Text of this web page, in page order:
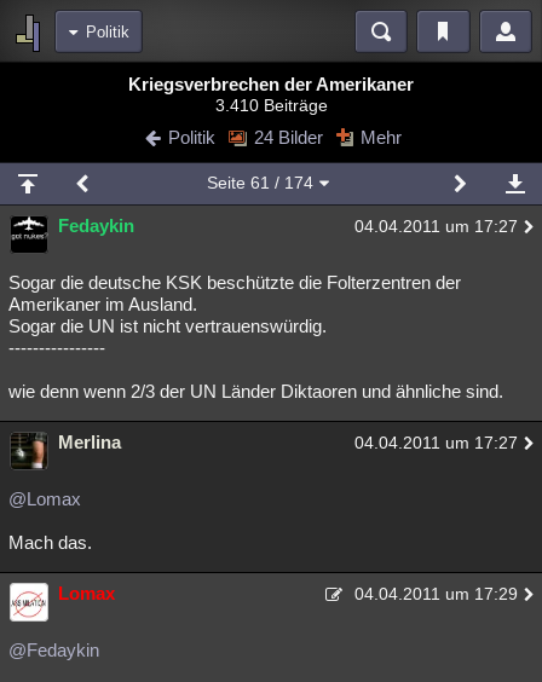
Politik
Blogs Videos
Chat Wiki Neuigkeiten
meine Rubriken
Menschen Wissenschaft Mystery Kriminalfälle
Spiritualität Verschwörungen Technologie Ufologie
Natur Umfragen Unterhaltung
Philosophie Träume Orte Esoterik Literatur
Astronomie Gaming Filme
Musik
Besucht Teilgenommen Alle Neue Geschlossen
Lesenswert
Kriegsverbrechen der Amerikaner
3.410 Beiträge
Politik 24 Bilder Mehr
Seite 61 / 174
Fedaykin 04.04.2011 um 17:27
Sogar die deutsche KSK beschützte die Folterzentren der
Amerikaner im Ausland.
Sogar die UN ist nicht vertrauenswürdig.
----------------
wie denn wenn 2/3 der UN Länder Diktaoren und ähnliche sind.
Merlina 04.04.2011 um 17:27
@Lomax
Mach das.
Lomax 04.04.2011 um 17:29
@Fedaykin